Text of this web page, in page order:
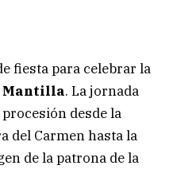
fiesta para celebrar la
Mantilla. La jornada
desde la
del Carmen hasta la
de la patrona de la